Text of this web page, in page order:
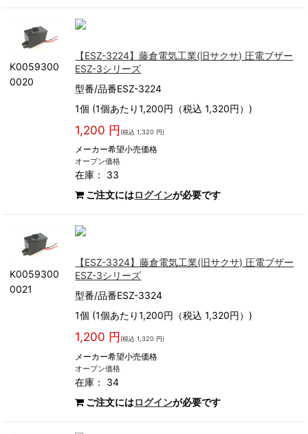
K0059300
0020
【ESZ-3224】藤倉電気工業(旧サクサ) 圧電ブザー
ESZ-3シリーズ
型番/品番ESZ-3224
1個 (1個あたり1,200円（税込 1,320円）)
1,200 円 (税込 1,320 円)
メーカー希望小売価格
オープン価格
在庫： 33
ご注文にはログインが必要です
K0059300
0021
【ESZ-3324】藤倉電気工業(旧サクサ) 圧電ブザー
ESZ-3シリーズ
型番/品番ESZ-3324
1個 (1個あたり1,200円（税込 1,320円）)
1,200 円 (税込 1,320 円)
メーカー希望小売価格
オープン価格
在庫： 34
ご注文にはログインが必要です